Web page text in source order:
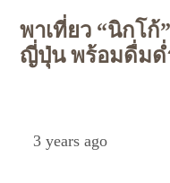
พาเที่ยว “นิกโก้
ญี่ปุ่น พร้อมดื่มด่
3 years ago